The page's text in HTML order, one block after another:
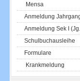
Mensa
Anmeldung
Anmeldung Sek I
Schulbuchausleihe
Formulare
Krankmeldung